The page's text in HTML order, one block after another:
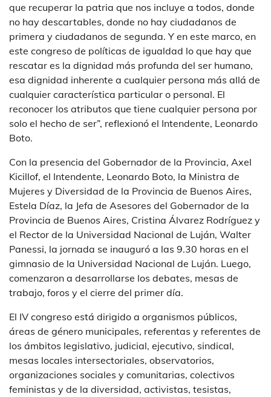
que recuperar la patria que nos incluye a todos, donde
no hay descartables, donde no hay ciudadanos de
primera y ciudadanos de segunda. Y en este marco, en
este congreso de políticas de igualdad lo que hay que
rescatar es la dignidad más profunda del ser humano,
esa dignidad inherente a cualquier persona más allá de
cualquier característica particular o personal. El
reconocer los atributos que tiene cualquier persona por
solo el hecho de ser”, reflexionó el Intendente, Leonardo
Boto.
Con la presencia del Gobernador de la Provincia, Axel
Kicillof, el Intendente, Leonardo Boto, la Ministra de
Mujeres y Diversidad de la Provincia de Buenos Aires,
Estela Díaz, la Jefa de Asesores del Gobernador de la
Provincia de Buenos Aires, Cristina Álvarez Rodríguez y
el Rector de la Universidad Nacional de Luján, Walter
Panessi, la jornada se inauguró a las 9.30 horas en el
gimnasio de la Universidad Nacional de Luján. Luego,
comenzaron a desarrollarse los debates, mesas de
trabajo, foros y el cierre del primer día.
El IV congreso está dirigido a organismos públicos,
áreas de género municipales, referentas y referentes de
los ámbitos legislativo, judicial, ejecutivo, sindical,
mesas locales intersectoriales, observatorios,
organizaciones sociales y comunitarias, colectivos
feministas y de la diversidad, activistas, tesistas,